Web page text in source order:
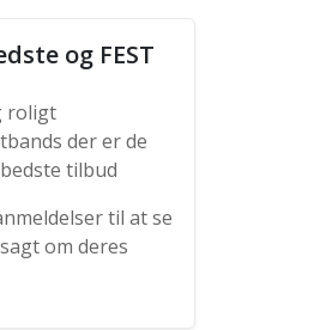
og FEST
roligt
der er de
tilbud
til at se
om deres